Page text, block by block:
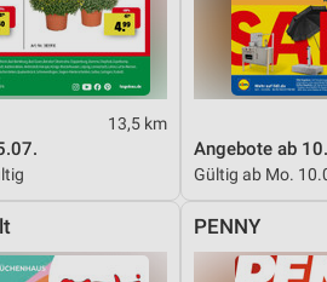
13,5 km
Angebote ab
Gültig ab Mo.
PENNY